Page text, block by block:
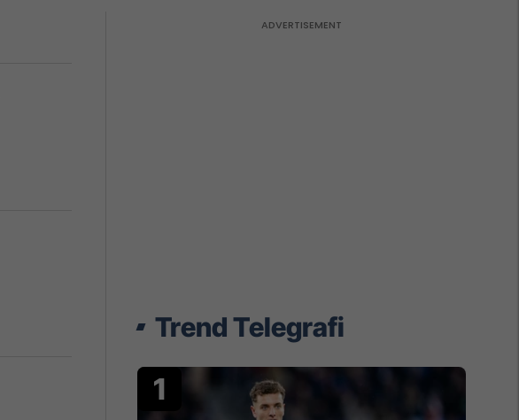
Trend Telegrafi